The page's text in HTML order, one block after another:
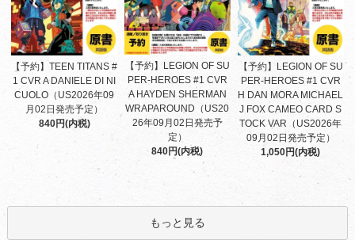
【予約】TEEN TITANS #
1 CVR A DANIELE DI NI
CUOLO（US2026年09
月02日発売予定）
840円(内税)
【予約】LEGION OF SU
PER-HEROES #1 CVR
A HAYDEN SHERMAN
WRAPAROUND（US20
26年09月02日発売予
定）
840円(内税)
【予約】LEGION OF SU
PER-HEROES #1 CVR
H DAN MORA MICHAEL
J FOX CAMEO CARD S
TOCK VAR（US2026年
09月02日発売予定）
1,050円(内税)
もっと見る